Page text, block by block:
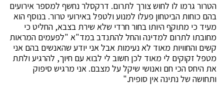
הטרור גרמו לו לחוש צורך לתרום. דרקסלר נחשף למספר אירועים
בהם כוחות הביטחון פעלו למנוע ולטפל באירועי טרור. בנוסף הוא
מעיד כי מתוקף היותו בחור חרדי שלא שירת בצבא, החליט כי
מחובתו לתרום למדינה והחל להתנדב במד"א "לפעמים המראות
קשים והחוויות מאוד לא נעימות אבל אני יודע שהאנשים בהם אני
מטפל זקוקים לי מאוד לכן חשוב לי לבוא עם חיוך, להרגיע ולתת
את היחס הכי חם ואנושי שיקל על מצבם. אני מרגיש סיפוק
ותחושה של נתינה אין סופית."